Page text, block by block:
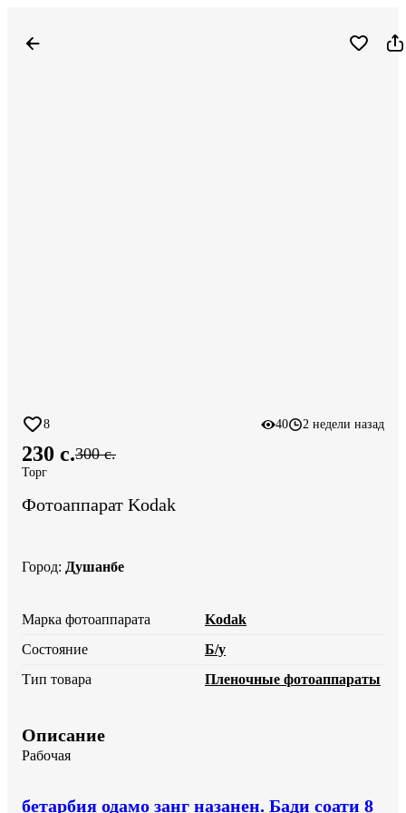
8 40 2 недели назад
230 c.300 c.
Торг
Фотоаппарат Kodak
Город: Душанбе
Марка фотоаппарата
Kodak
Состояние
Б/у
Тип товара
Пленочные фотоаппараты
Описание
Рабочая
бетарбия одамо занг назанен. Бади соати 8